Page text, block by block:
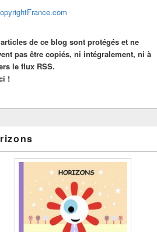
de ce blog sont protégés et ne
pas être copiés, ni intégralement, ni à
le flux RSS.
!